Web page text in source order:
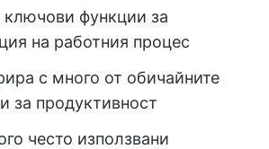
ключови функции за
на работния процес
с много от обичайните
за продуктивност
често използвани